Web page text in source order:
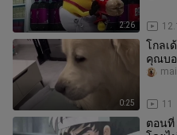
2:26
0:25
โกลเ
คุณบอ
11
ตอนที่